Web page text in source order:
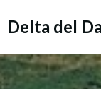
Delta del